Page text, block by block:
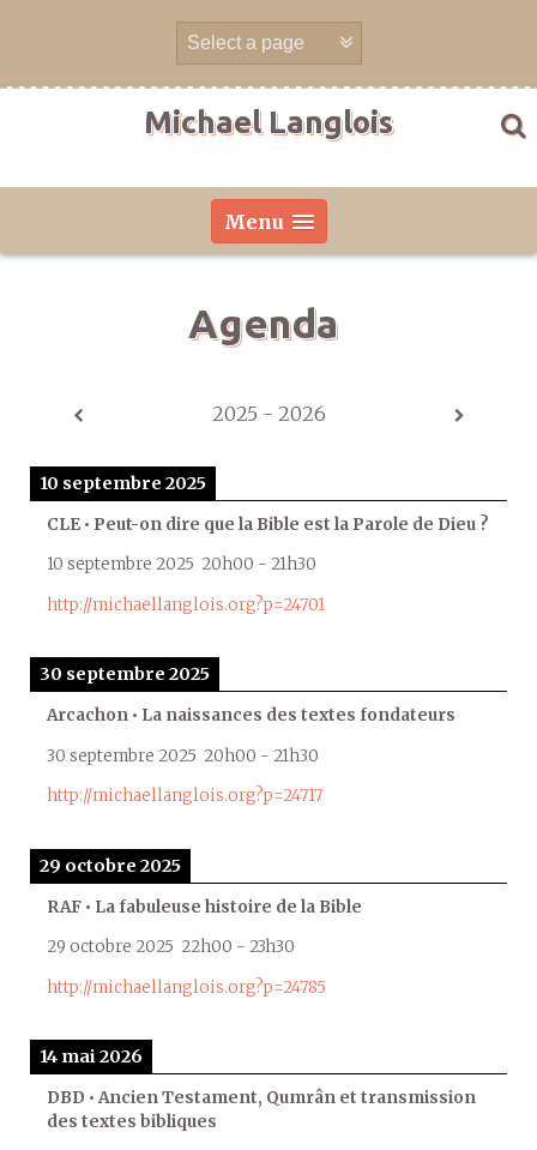
Michael Langlois
Menu
Agenda
2025 - 2026
10 septembre 2025
CLE • Peut-on dire que la Bible est la Parole de Dieu ?
10 septembre 2025 20h00 - 21h30
http://michaellanglois.org?p=24701
30 septembre 2025
Arcachon • La naissances des textes fondateurs
30 septembre 2025 20h00 - 21h30
http://michaellanglois.org?p=24717
29 octobre 2025
RAF • La fabuleuse histoire de la Bible
29 octobre 2025 22h00 - 23h30
http://michaellanglois.org?p=24785
14 mai 2026
DBD • Ancien Testament, Qumrân et transmission
des textes bibliques